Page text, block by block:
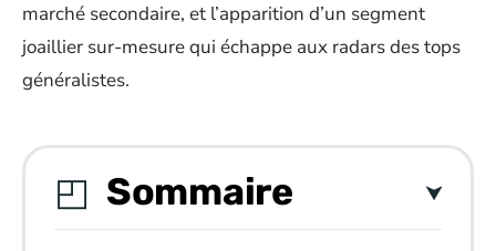
marché secondaire, et l’apparition d’un segment
joaillier sur-mesure qui échappe aux radars des tops
généralistes.
Sommaire